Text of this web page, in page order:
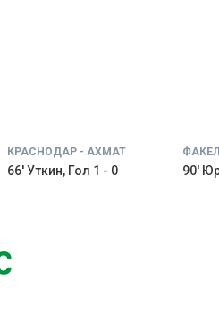
КРАСНОДАР - АХМАТ
66' Уткин, Гол 1 - 0 90'